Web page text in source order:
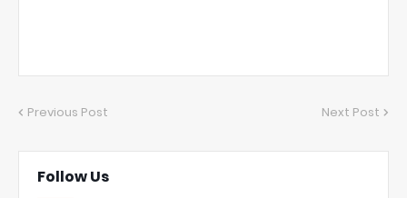
Previous Post Next Post
Follow Us